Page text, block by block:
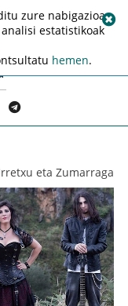
eta Zumarraga
zure nabigazioa
estatistikoak
hemen.